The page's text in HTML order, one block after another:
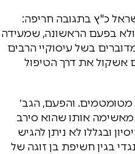
כ"ץ בתגובה חריפה:
ולא בפעם הראשונה, שמעידה
בשל עיסוקיי הרבים
אשקול את דרך הטיפול
והפעם, הגב׳
אותו שהוא סירב
ובגללו לא ניתן להגיש
בגין חשיפת בן זוגה של